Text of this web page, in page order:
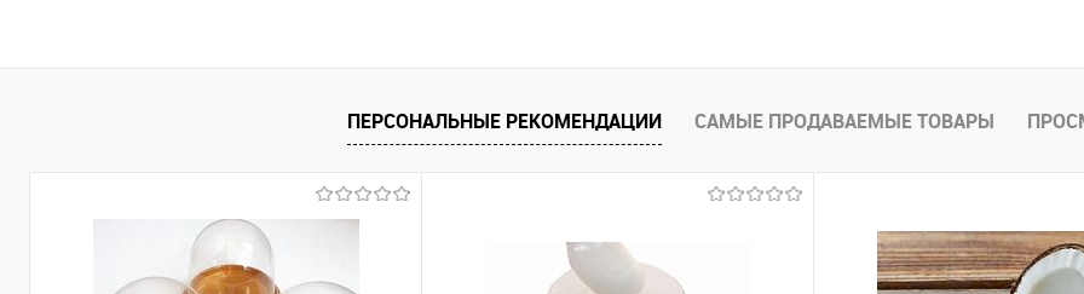
ПЕРСОНАЛЬНЫЕ РЕКОМЕНДАЦИИ САМЫЕ ПРОДАВАЕМЫЕ ТОВАРЫ